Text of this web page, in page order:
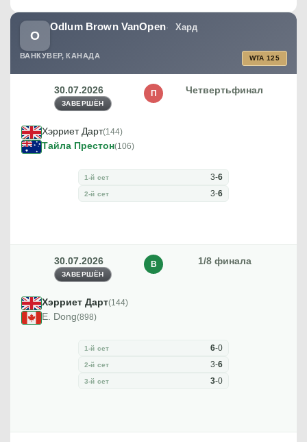
O
Odlum Brown VanOpen Хард
ВАНКУВЕР, КАНАДА WTA 125
30.07.2026
ЗАВЕРШЁН
Четвертьфинал
П
Хэрриет Дарт(144)
Тайла Престон(106)
1-й сет 3-6
2-й сет 3-6
30.07.2026
ЗАВЕРШЁН
1/8 финала
В
Хэрриет Дарт(144)
E. Dong(898)
1-й сет 6-0
2-й сет 3-6
3-й сет 3-0